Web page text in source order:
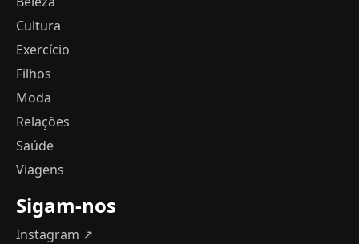
Cultura
Exercício
Filhos
Moda
Relações
Saúde
Viagens
Sigam-nos
Instagram ↗